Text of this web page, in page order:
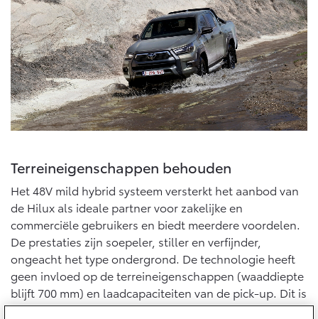
bZ4X
BATTERIJ-ELEKTRISCH
bZ4X Touring
BATTERIJ-ELEKTRISCH
Mirai
WATERSTOF-ELEKTRISCH
Proace City (excl. BTW)
OOK ALS BATTERIJ-
ELEKTRISCH
Connected check
Navigatie updates
Terreineigenschappen behouden
Het 48V mild hybrid systeem versterkt het aanbod van
de Hilux als ideale partner voor zakelijke en
commerciële gebruikers en biedt meerdere voordelen.
De prestaties zijn soepeler, stiller en verfijnder,
ongeacht het type ondergrond. De technologie heeft
geen invloed op de terreineigenschappen (waaddiepte
blijft 700 mm) en laadcapaciteiten van de pick-up. Dit is
bereikt door componenten zoals de 48V-batterij in de